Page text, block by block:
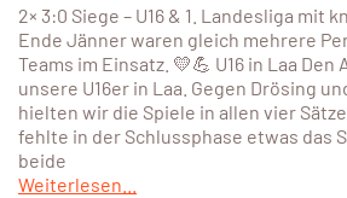
2× 3:0 Siege – U16 & 1. Landesliga mit
Ende Jänner waren gleich mehrere
Teams im Einsatz. 💛💪 U16 in Laa
unsere U16er in Laa. Gegen Drösing
hielten wir die Spiele in allen vier
fehlte in der Schlussphase etwas das
beide
Weiterlesen...